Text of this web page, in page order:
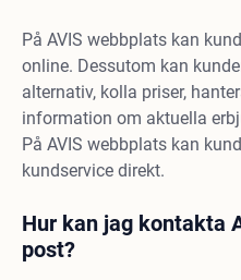
På AVIS webbplats kan
online. Dessutom kan
alternativ, kolla priser,
information om aktuella
På AVIS webbplats kan
kundservice direkt.
Hur kan jag kontakta
post?